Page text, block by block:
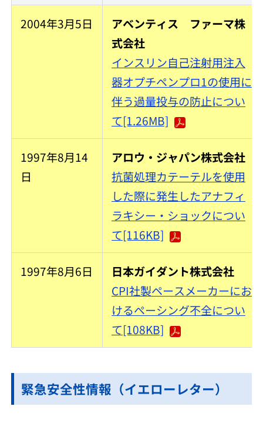
2004年3月5日
アベンティス ファーマ株
式会社
インスリン自己注射用注入
器オプチペンプロ1の使用に
伴う過量投与の防止につい
て[1.26MB]
1997年8月14
日
アロウ・ジャパン株式会社
抗菌処理カテーテルを使用
した際に発生したアナフィ
ラキシー・ショックについ
て[116KB]
1997年8月6日
日本ガイダント株式会社
CPI社製ペースメーカーにお
けるペーシング不全につい
て[108KB]
緊急安全性情報（イエローレター）